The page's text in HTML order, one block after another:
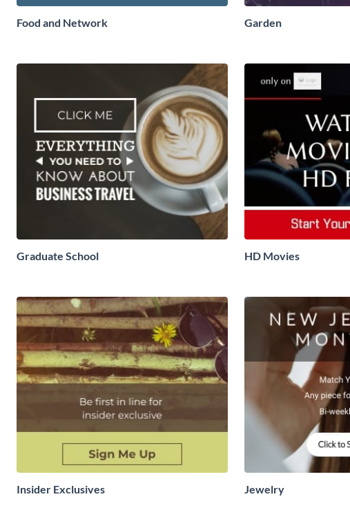
Food and Network Garden
Graduate School HD Movies
Insider Exclusives Jewelry